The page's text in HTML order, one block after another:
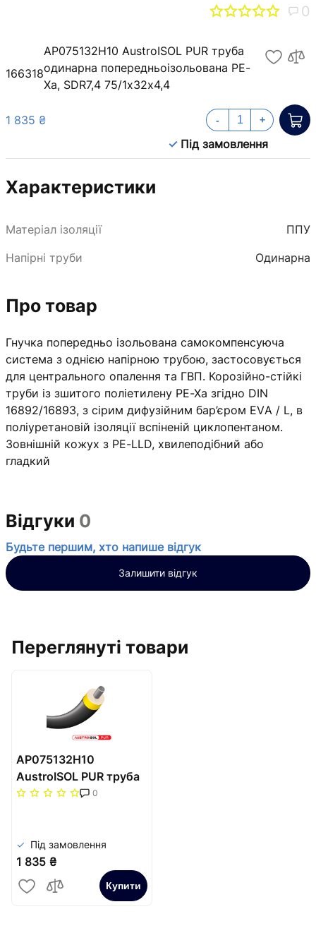
0
166318
AP075132H10 AustroISOL PUR труба
одинарна попередньоізольована PE-
Xa, SDR7,4 75/1х32x4,4
1 835 ₴
Під замовлення
- +
Характеристики
Матеріал ізоляції
ППУ
Напірні труби
Одинарна
Про товар
Гнучка попередньо ізольована самокомпенсуюча
система з однією напірною трубою, застосовується
для центрального опалення та ГВП. Корозійно-стійкі
труби із зшитого поліетилену PE-Xa згідно DIN
16892/16893, з сірим дифузійним бар’єром EVА / L, в
поліуретановій ізоляції вспіненій циклопентаном.
Зовнішній кожух з PE-LLD, хвилеподібний або
гладкий
Відгуки 0
Будьте першим, хто напише відгук
Залишити відгук
Переглянуті товари
AP075132H10
AustroISOL PUR труба
одинарна
75/1х32x4,4
0
Під замовлення
1 835 ₴
Купити